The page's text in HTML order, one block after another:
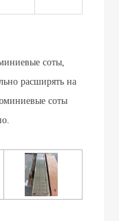
соты,
расширять на
соты